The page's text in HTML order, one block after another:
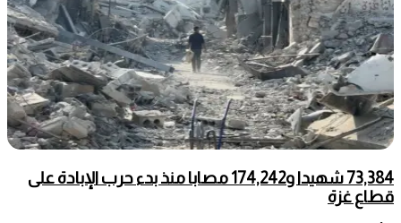
73,384 شهيدا و174,242 مصابا منذ بدء حرب الإبادة على
قطاع غزة